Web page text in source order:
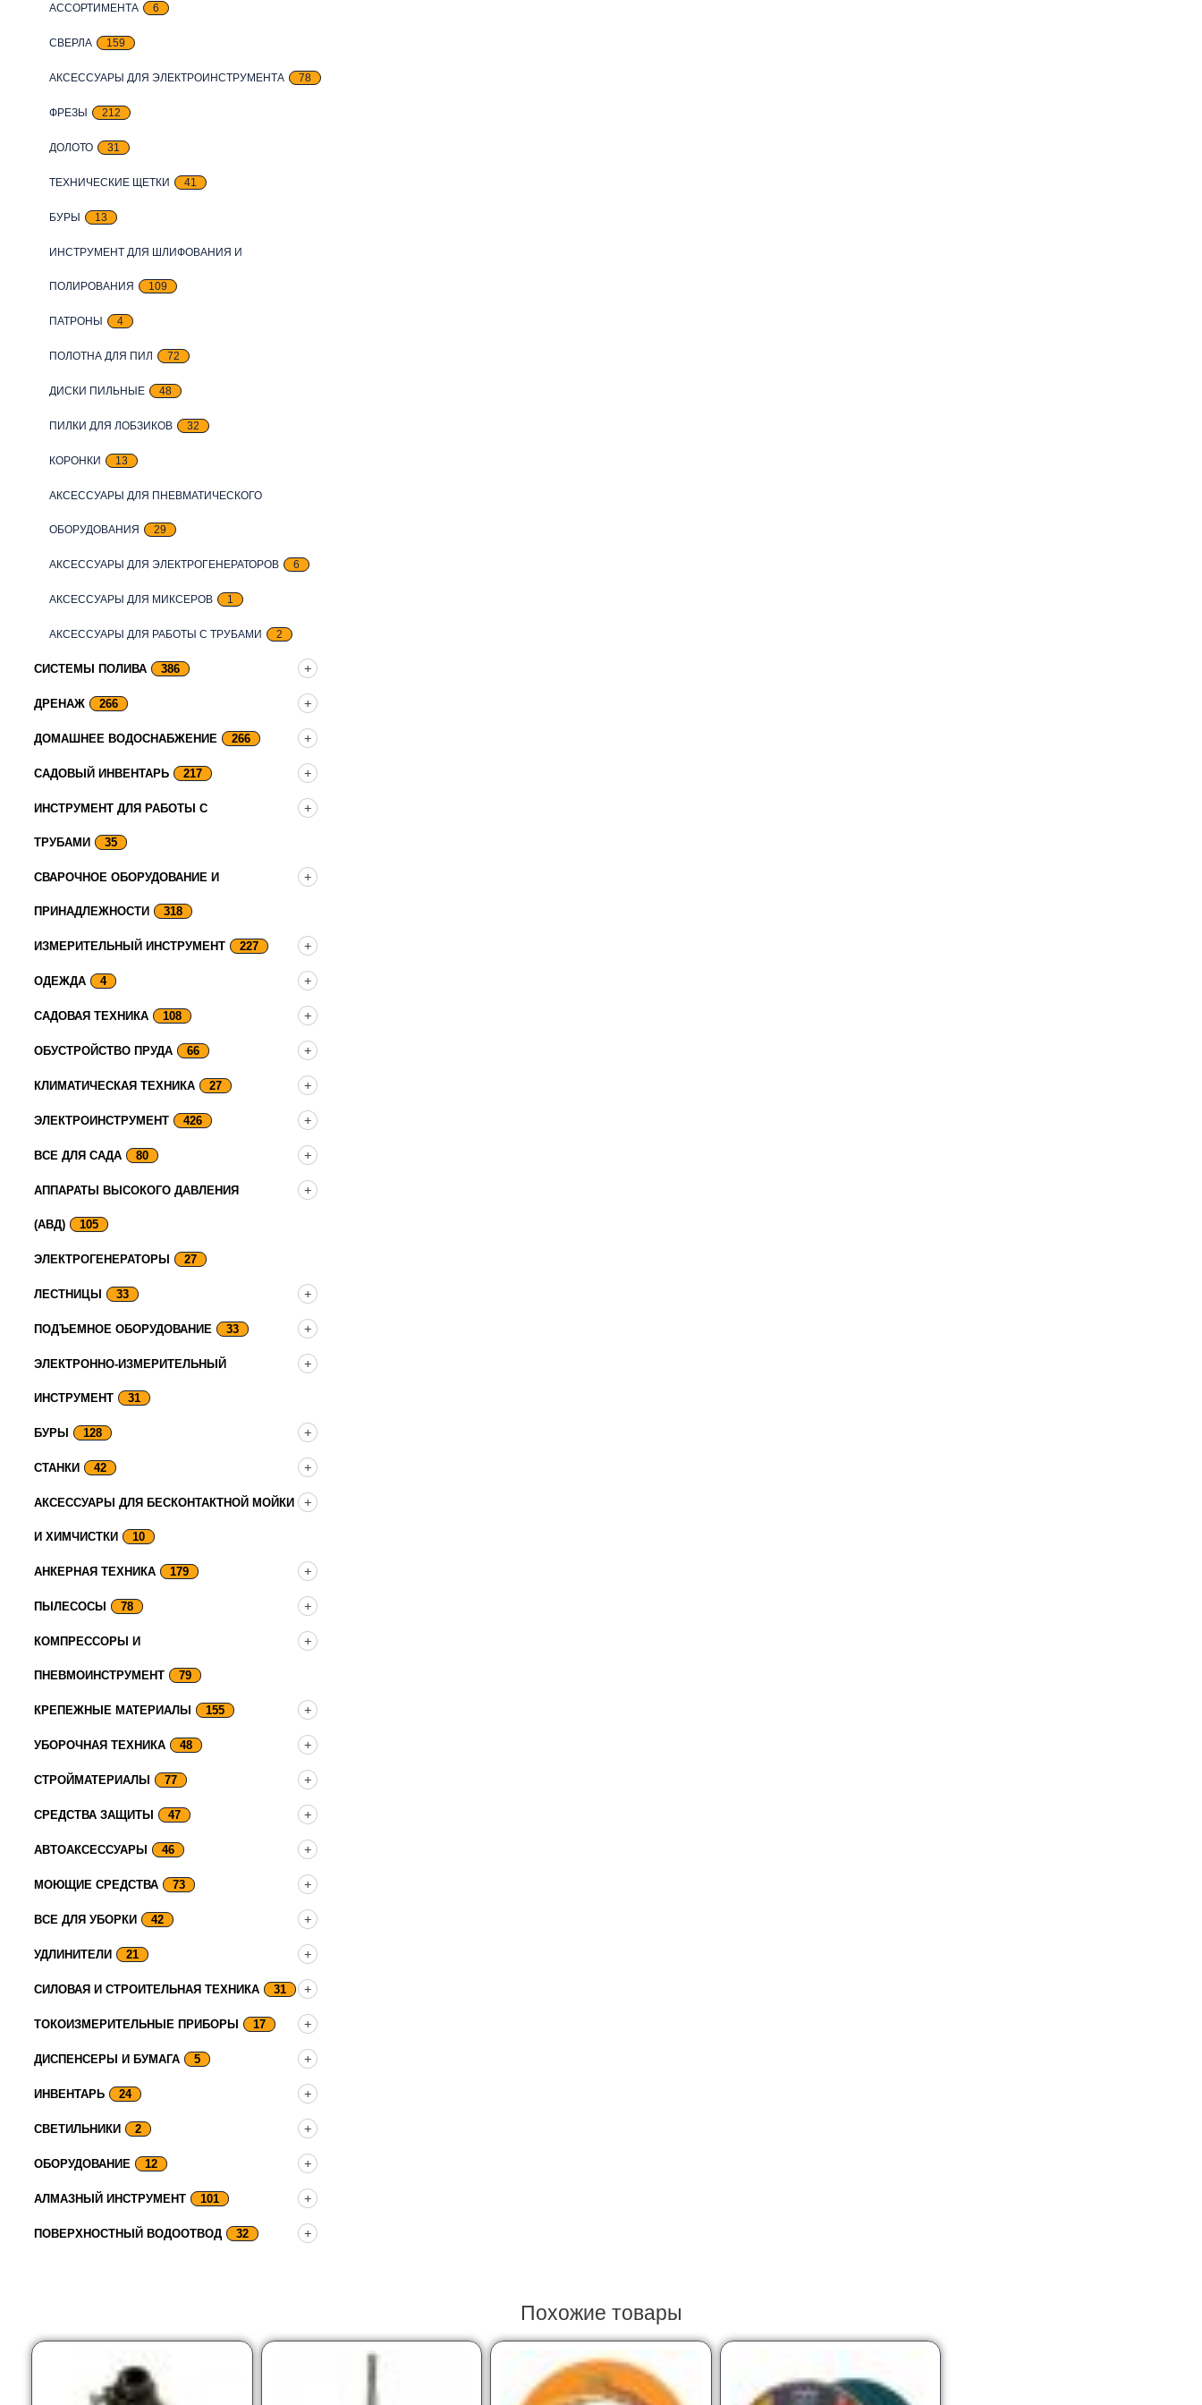
АССОРТИМЕНТА 6
СВЕРЛА 159
АКСЕССУАРЫ ДЛЯ ЭЛЕКТРОИНСТРУМЕНТА 78
ФРЕЗЫ 212
ДОЛОТО 31
ТЕХНИЧЕСКИЕ ЩЕТКИ 41
БУРЫ 13
ИНСТРУМЕНТ ДЛЯ ШЛИФОВАНИЯ И
ПОЛИРОВАНИЯ 109
ПАТРОНЫ 4
ПОЛОТНА ДЛЯ ПИЛ 72
ДИСКИ ПИЛЬНЫЕ 48
ПИЛКИ ДЛЯ ЛОБЗИКОВ 32
КОРОНКИ 13
АКСЕССУАРЫ ДЛЯ ПНЕВМАТИЧЕСКОГО
ОБОРУДОВАНИЯ 29
АКСЕССУАРЫ ДЛЯ ЭЛЕКТРОГЕНЕРАТОРОВ 6
АКСЕССУАРЫ ДЛЯ МИКСЕРОВ 1
АКСЕССУАРЫ ДЛЯ РАБОТЫ С ТРУБАМИ 2
СИСТЕМЫ ПОЛИВА 386
ДРЕНАЖ 266
ДОМАШНЕЕ ВОДОСНАБЖЕНИЕ 266
САДОВЫЙ ИНВЕНТАРЬ 217
ИНСТРУМЕНТ ДЛЯ РАБОТЫ С
ТРУБАМИ 35
СВАРОЧНОЕ ОБОРУДОВАНИЕ И
ПРИНАДЛЕЖНОСТИ 318
ИЗМЕРИТЕЛЬНЫЙ ИНСТРУМЕНТ 227
ОДЕЖДА 4
САДОВАЯ ТЕХНИКА 108
ОБУСТРОЙСТВО ПРУДА 66
КЛИМАТИЧЕСКАЯ ТЕХНИКА 27
ЭЛЕКТРОИНСТРУМЕНТ 426
ВСЕ ДЛЯ САДА 80
АППАРАТЫ ВЫСОКОГО ДАВЛЕНИЯ
(АВД) 105
ЭЛЕКТРОГЕНЕРАТОРЫ 27
ЛЕСТНИЦЫ 33
ПОДЪЕМНОЕ ОБОРУДОВАНИЕ 33
ЭЛЕКТРОННО-ИЗМЕРИТЕЛЬНЫЙ
ИНСТРУМЕНТ 31
БУРЫ 128
СТАНКИ 42
АКСЕССУАРЫ ДЛЯ БЕСКОНТАКТНОЙ МОЙКИ
И ХИМЧИСТКИ 10
АНКЕРНАЯ ТЕХНИКА 179
ПЫЛЕСОСЫ 78
КОМПРЕССОРЫ И
ПНЕВМОИНСТРУМЕНТ 79
КРЕПЕЖНЫЕ МАТЕРИАЛЫ 155
УБОРОЧНАЯ ТЕХНИКА 48
СТРОЙМАТЕРИАЛЫ 77
СРЕДСТВА ЗАЩИТЫ 47
АВТОАКСЕССУАРЫ 46
МОЮЩИЕ СРЕДСТВА 73
ВСЕ ДЛЯ УБОРКИ 42
УДЛИНИТЕЛИ 21
СИЛОВАЯ И СТРОИТЕЛЬНАЯ ТЕХНИКА 31
ТОКОИЗМЕРИТЕЛЬНЫЕ ПРИБОРЫ 17
ДИСПЕНСЕРЫ И БУМАГА 5
ИНВЕНТАРЬ 24
СВЕТИЛЬНИКИ 2
ОБОРУДОВАНИЕ 12
АЛМАЗНЫЙ ИНСТРУМЕНТ 101
ПОВЕРХНОСТНЫЙ ВОДООТВОД 32
Похожие товары